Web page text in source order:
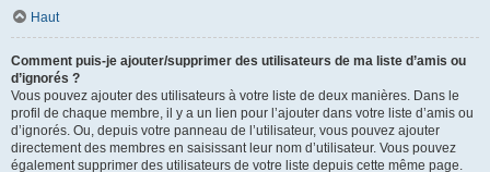
Haut
Comment puis-je ajouter/supprimer des utilisateurs de ma liste d’amis ou
d’ignorés ?
Vous pouvez ajouter des utilisateurs à votre liste de deux manières. Dans le
profil de chaque membre, il y a un lien pour l’ajouter dans votre liste d’amis ou
d’ignorés. Ou, depuis votre panneau de l’utilisateur, vous pouvez ajouter
directement des membres en saisissant leur nom d’utilisateur. Vous pouvez
également supprimer des utilisateurs de votre liste depuis cette même page.